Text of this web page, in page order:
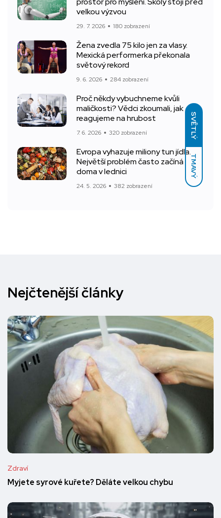
SVĚTLÝ
TMAVÝ
velkou výzvou
29. 7. 2026 180 zobrazení
Žena zvedla 75 kilo jen za vlasy.
Mexická performerka překonala
světový rekord
9. 6. 2026 284 zobrazení
Proč někdy vybuchneme kvůli
maličkosti? Vědci zkoumali, jak
reagujeme na hrubost
7. 6. 2026 320 zobrazení
Evropa vyhazuje miliony tun jídla.
Největší problém často začíná
doma v lednici
24. 5. 2026 382 zobrazení
Nejčtenější články
Zdraví
Myjete syrové kuřete? Děláte velkou chybu